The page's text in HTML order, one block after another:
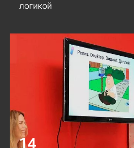
логикой
14